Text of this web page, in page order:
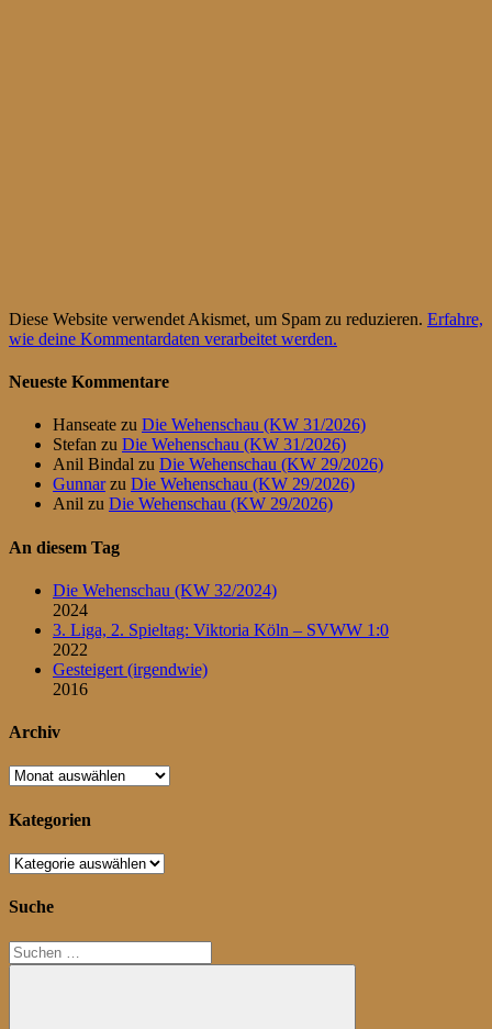
Diese Website verwendet Akismet, um Spam zu reduzieren. Erfahre,
wie deine Kommentardaten verarbeitet werden.
Neueste Kommentare
Hanseate zu Die Wehenschau (KW 31/2026)
Stefan zu Die Wehenschau (KW 31/2026)
Anil Bindal zu Die Wehenschau (KW 29/2026)
Gunnarzu Die Wehenschau (KW 29/2026)
Anil zu Die Wehenschau (KW 29/2026)
An diesem Tag
Die Wehenschau (KW 32/2024)
2024
3. Liga, 2. Spieltag: Viktoria Köln – SVWW 1:0
2022
Gesteigert (irgendwie)
2016
Archiv
Archiv
Kategorien
Kategorien
Suche
Suchen
nach: